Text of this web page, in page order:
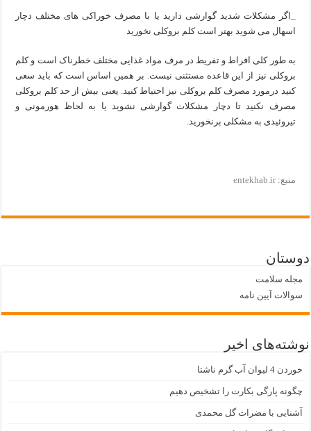
_اگر مشکلات شدید گوارشی دارید یا با مصرف خوراکی های مختلف دچار
اسهال می شوید بهتر است کلم بروکلی نخورید
به طور کلی افراط و تفریط در مرف مواد غذایی مختلف خطرناک است و کلم
بروکلی نیز از این قاعده مستثنی نیست. بر همین اساس است که باید سعی
کنید درمورد مصرف کلم بروکلی نیز احتیاط کنید. یعنی بیش از حد کلم بروکلی
مصرف نکنید تا دچار مشکلات گوارشی نشوید یا به لحاظ هورمونی و
تیروئیدی به مشکلی برنخورید.
منبع: entekhab.ir
دوستان
مجله سلامت
سوالات آیین نامه
نوشته‌های اخیر
خوردن 4 لیوان آب گرم ناشتا
چگونه پارگی بکارت را تشخیص دهیم
آشنایی با مضرات گل محمدی